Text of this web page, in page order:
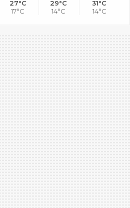
27°C
17°C
29°C
14°C
31°C
14°C